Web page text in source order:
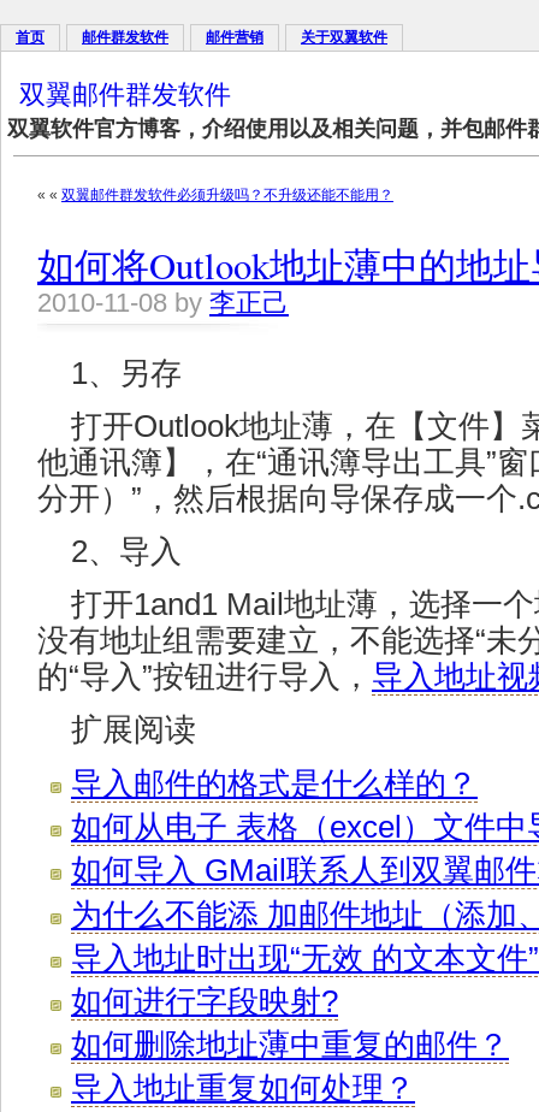
首页 邮件群发软件 邮件营销 关于双翼软件
双翼邮件群发软件
双翼软件官方博客，介绍使用以及相关问题，并包邮
« « 双翼邮件群发软件必须升级吗？不升级还能不能用？
如何将Outlook地址薄中的地
2010-11-08 by 李正己
1、另存
打开Outlook地址薄，在【文件】
他通讯簿】，在“通讯簿导出工具”
分开）”，然后根据向导保存成一个
2、导入
打开1and1 Mail地址薄，选择一
没有地址组需要建立，不能选择“未
的“导入”按钮进行导入， 导入地址视
扩展阅读
导入邮件的格式是什么样的？
如何从电子 表格（excel）文件
如何导入 GMail联系人到双翼邮
为什么不能添 加邮件地址（添加
导入地址时出现“无效 的文本文件
如何进行字段映射?
如何删除地址薄中重复的邮件？
导入地址重复如何处理？